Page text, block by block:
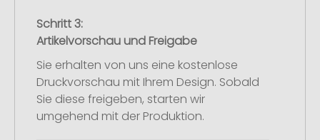
Schritt 3:
Artikelvorschau und Freigabe
Sie erhalten von uns eine kostenlose
Druckvorschau mit Ihrem Design. Sobald
Sie diese freigeben, starten wir
umgehend mit der Produktion.